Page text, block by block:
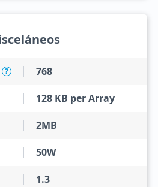
? 768
128 KB per Array
2MB
50W
1.3